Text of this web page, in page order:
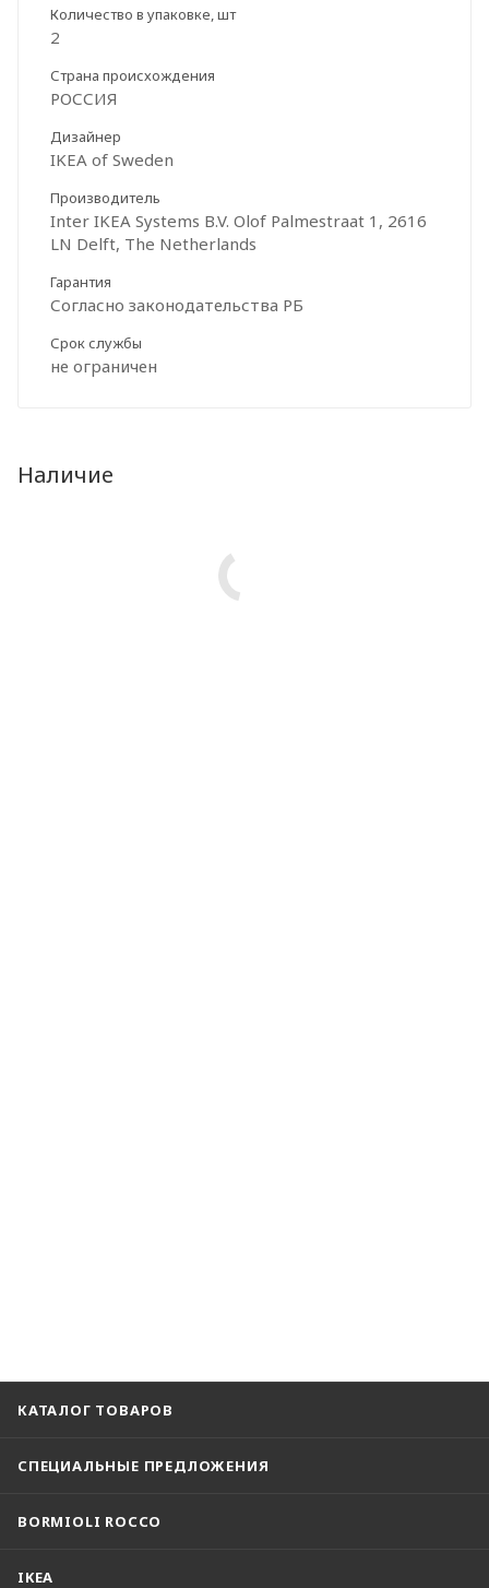
Количество в упаковке, шт
2
Страна происхождения
РОССИЯ
Дизайнер
IKEA of Sweden
Производитель
Inter IKEA Systems B.V. Olof Palmestraat 1, 2616
LN Delft, The Netherlands
Гарантия
Согласно законодательства РБ
Срок службы
не ограничен
Наличие
КАТАЛОГ ТОВАРОВ
СПЕЦИАЛЬНЫЕ ПРЕДЛОЖЕНИЯ
BORMIOLI ROCCO
IKEA